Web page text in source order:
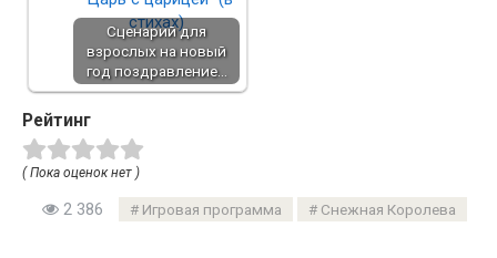
Сценарий для
взрослых на новый
год поздравление…
Рейтинг
( Пока оценок нет )
2 386 Игровая программа Снежная Королева